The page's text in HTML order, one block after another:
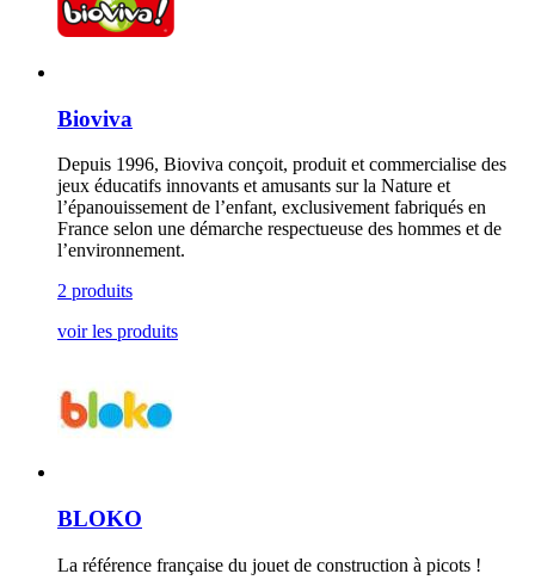
Bioviva
Depuis 1996, Bioviva conçoit, produit et commercialise des
jeux éducatifs innovants et amusants sur la Nature et
l’épanouissement de l’enfant, exclusivement fabriqués en
France selon une démarche respectueuse des hommes et de
l’environnement.
2 produits
voir les produits
BLOKO
La référence française du jouet de construction à picots !